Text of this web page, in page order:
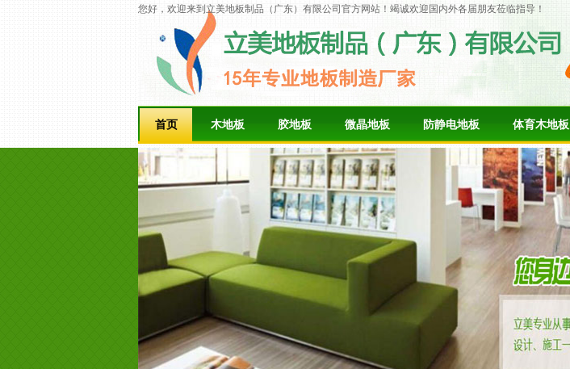
您好，欢迎来到立美地板制品（广东）有限公司官方网站！竭诚欢迎国内外各届朋友莅临指导！
首页 木地板 胶地板 微晶地板 防静电地板 体育木地板